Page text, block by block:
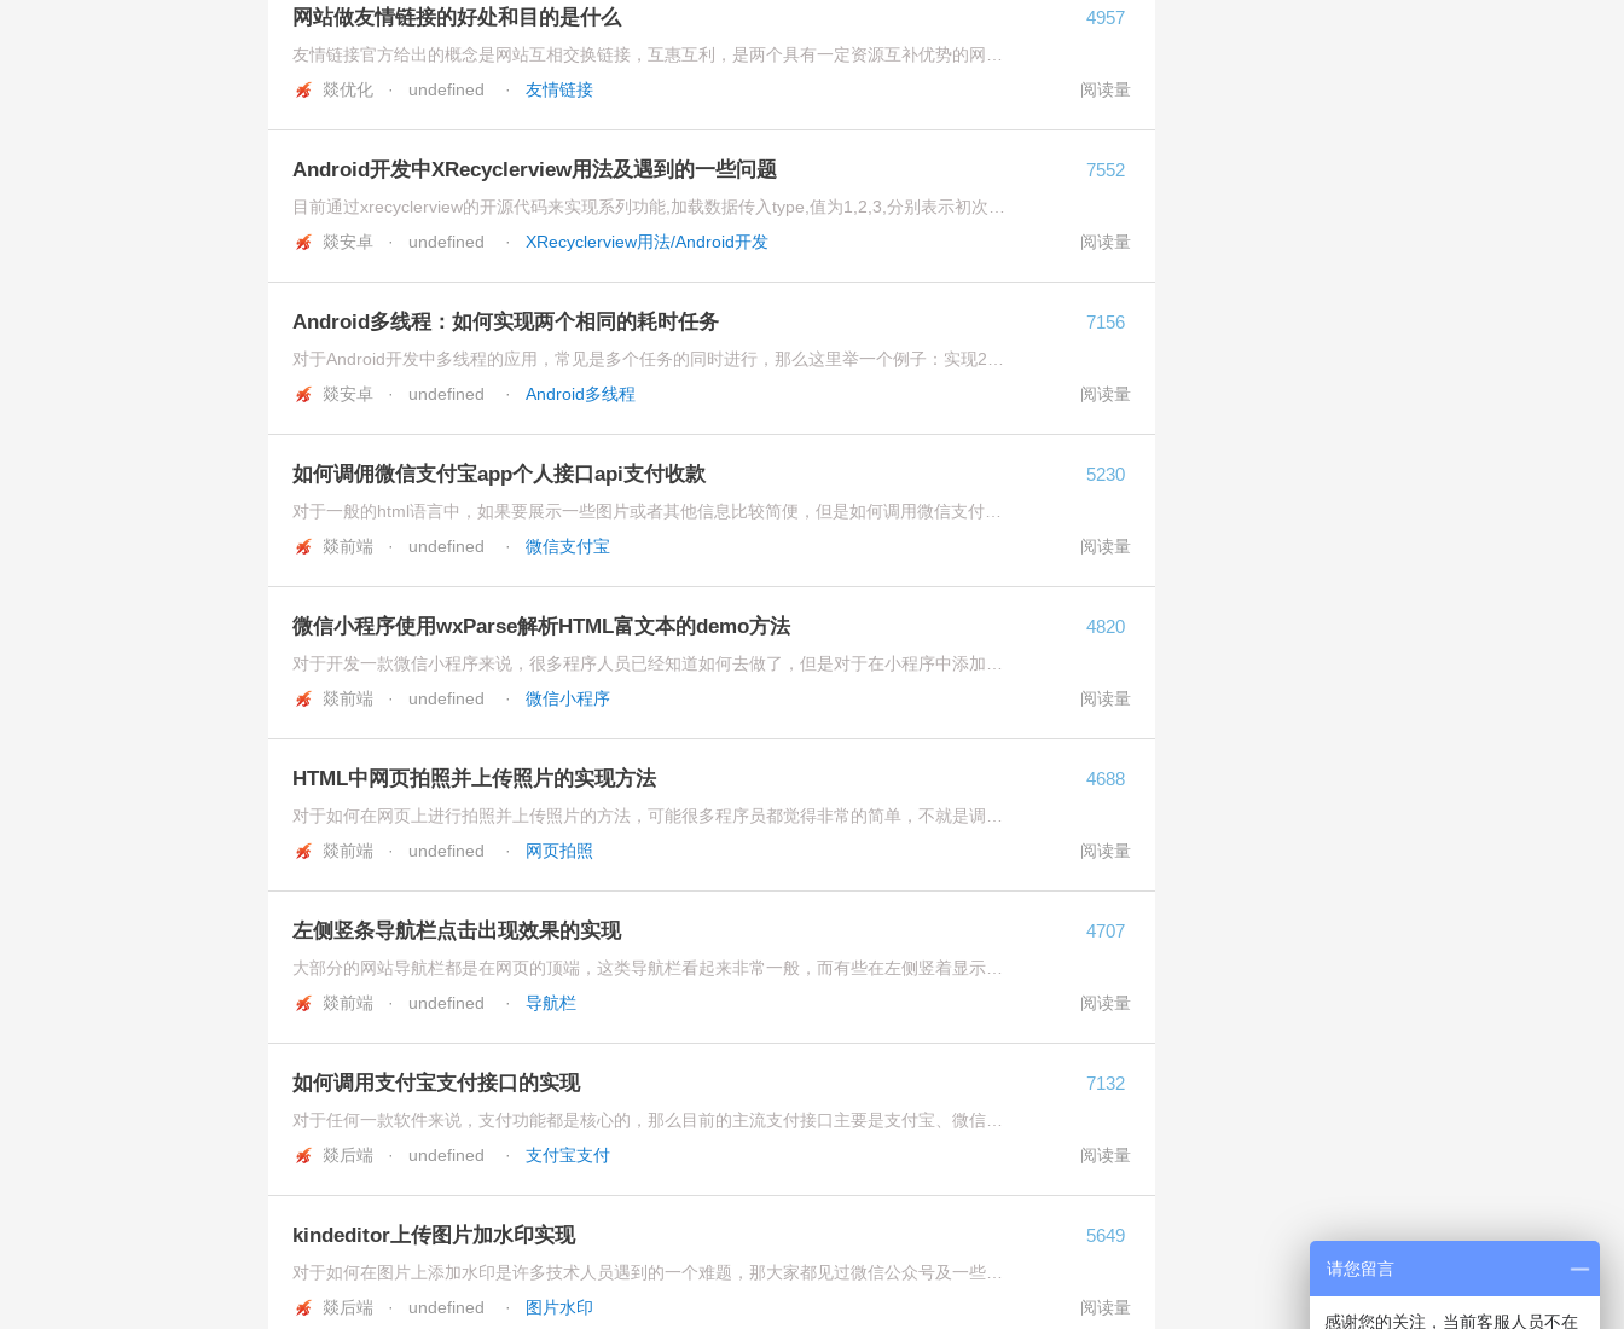
网站做友情链接的好处和目的是什么
燚优化 · undefined
· 友情链接
4957
阅读量
Android开发中XRecyclerview用法及遇到的一些问题
燚安卓 · undefined
· XRecyclerview用法/Android开发
7552
阅读量
Android多线程：如何实现两个相同的耗时任务
燚安卓 · undefined
· Android多线程
7156
阅读量
如何调佣微信支付宝app个人接口api支付收款
燚前端 · undefined
· 微信支付宝
5230
阅读量
微信小程序使用wxParse解析HTML富文本的demo方法
燚前端 · undefined
· 微信小程序
4820
阅读量
HTML中网页拍照并上传照片的实现方法
燚前端 · undefined
· 网页拍照
4688
阅读量
左侧竖条导航栏点击出现效果的实现
燚前端 · undefined
· 导航栏
4707
阅读量
如何调用支付宝支付接口的实现
燚后端 · undefined
· 支付宝支付
7132
阅读量
kindeditor上传图片加水印实现
燚后端 · undefined
· 图片水印
5649
阅读量
请您留言
感谢您的关注，当前客服人员不在